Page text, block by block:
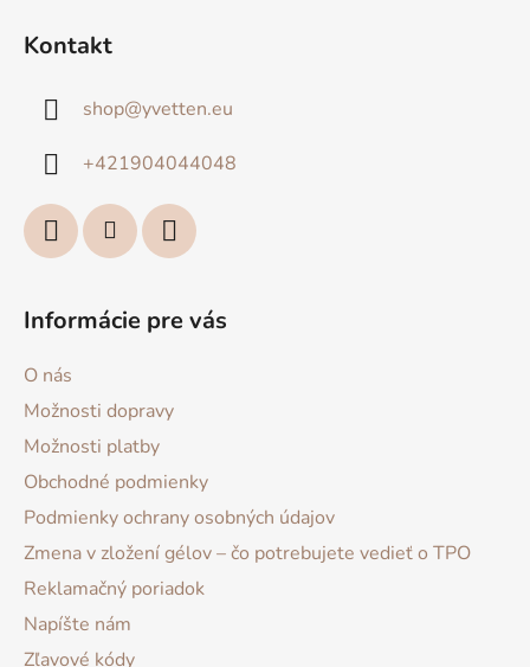
Kontakt
shop@yvetten.eu
+421904044048
Informácie pre vás
O nás
Možnosti dopravy
Možnosti platby
Obchodné podmienky
Podmienky ochrany osobných údajov
Zmena v zložení gélov – čo potrebujete vedieť o TPO
Reklamačný poriadok
Napíšte nám
Zľavové kódy